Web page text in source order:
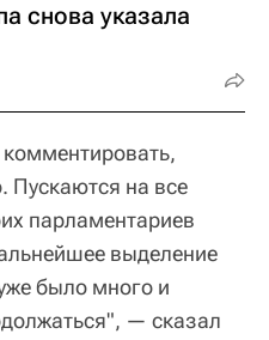
снова указала
Пускаются на все
парламентариев
выделение
было много и
— сказал